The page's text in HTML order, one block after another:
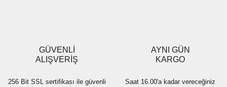
Ürün fiyatı diğer sitelerden daha pahalı.
Bu ürüne benzer farklı alternatifler olmalı.
GÜVENLİ
ALIŞVERİŞ
256 Bit SSL sertifikası ile güvenli
AYNI GÜN
KARGO
Saat 16.00'a kadar vereceğiniz